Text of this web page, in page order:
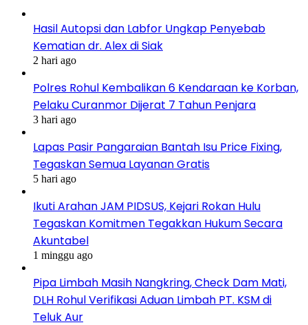
Hasil Autopsi dan Labfor Ungkap Penyebab
Kematian dr. Alex di Siak
2 hari ago
Polres Rohul Kembalikan 6 Kendaraan ke Korban,
Pelaku Curanmor Dijerat 7 Tahun Penjara
3 hari ago
Lapas Pasir Pangaraian Bantah Isu Price Fixing,
Tegaskan Semua Layanan Gratis
5 hari ago
Ikuti Arahan JAM PIDSUS, Kejari Rokan Hulu
Tegaskan Komitmen Tegakkan Hukum Secara
Akuntabel
1 minggu ago
Pipa Limbah Masih Nangkring, Check Dam Mati,
DLH Rohul Verifikasi Aduan Limbah PT. KSM di
Teluk Aur